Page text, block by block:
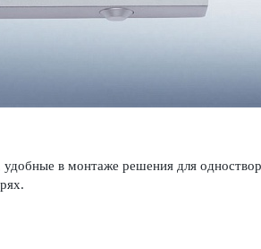
в монтаже решения для